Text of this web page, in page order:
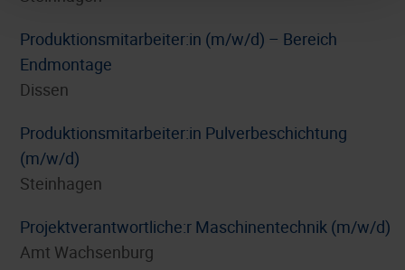
Produktionsmitarbeiter:in (m/w/d) – Bereich
Endmontage
Dissen
Produktionsmitarbeiter:in Pulverbeschichtung
(m/w/d)
Steinhagen
Projektverantwortliche:r Maschinentechnik (m/w/d)
Amt Wachsenburg